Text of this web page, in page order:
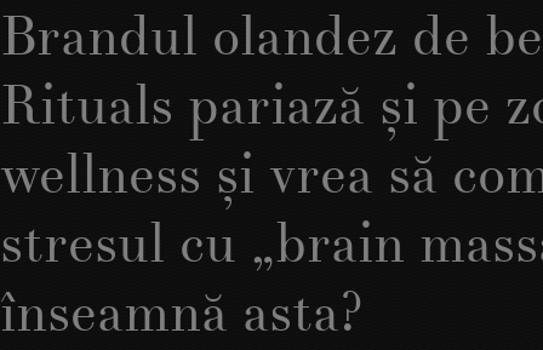
Brandul olandez de
Rituals pariază şi pe
wellness şi vrea să
stresul cu „brain
înseamnă asta?